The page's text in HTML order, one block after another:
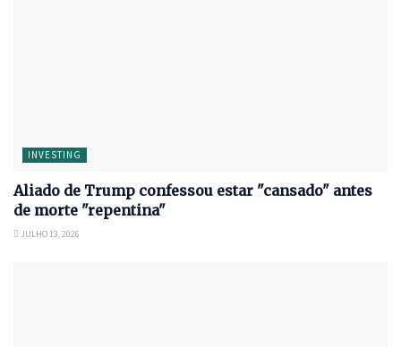
INVESTING
Aliado de Trump confessou estar "cansado" antes
de morte "repentina"
JULHO 13, 2026